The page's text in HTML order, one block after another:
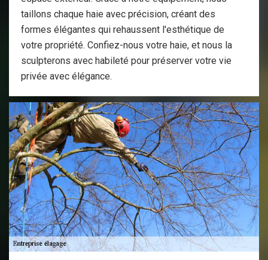
taillons chaque haie avec précision, créant des
formes élégantes qui rehaussent l'esthétique de
votre propriété. Confiez-nous votre haie, et nous la
sculpterons avec habileté pour préserver votre vie
privée avec élégance.